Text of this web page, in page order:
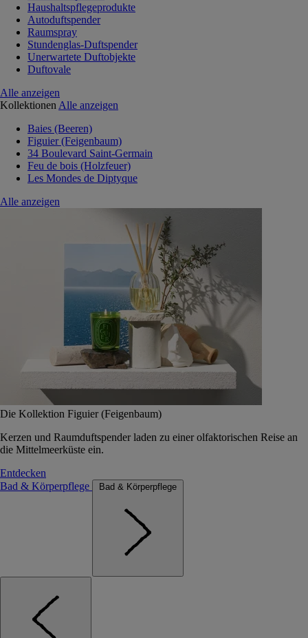
Haushaltspflegeprodukte
Autoduftspender
Raumspray
Stundenglas-Duftspender
Unerwartete Duftobjekte
Duftovale
Alle anzeigen
Kollektionen Alle anzeigen
Baies (Beeren)
Figuier (Feigenbaum)
34 Boulevard Saint-Germain
Feu de bois (Holzfeuer)
Les Mondes de Diptyque
Alle anzeigen
Die Kollektion Figuier (Feigenbaum)
Kerzen und Raumduftspender laden zu einer olfaktorischen Reise an
die Mittelmeerküste ein.
Entdecken
Bad & Körperpflege
Bad & Körperpflege